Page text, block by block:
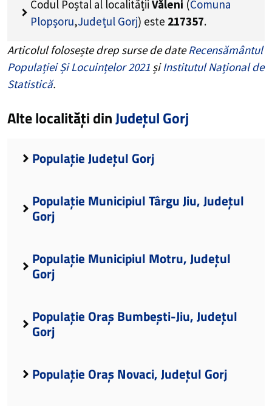
Codul Poștal al localității Văleni (Comuna
Plopșoru,Județul Gorj) este 217357.
Articolul folosește drep surse de dateRecensământul
Populației Și Locuințelor 2021 șiInstitutul Național de
Statistică.
Alte localități dinJudețul Gorj
Populație Județul Gorj
Populație Municipiul Târgu Jiu, Județul
Gorj
Populație Municipiul Motru, Județul
Gorj
Populație Oraș Bumbești-Jiu, Județul
Gorj
Populație Oraș Novaci, Județul Gorj